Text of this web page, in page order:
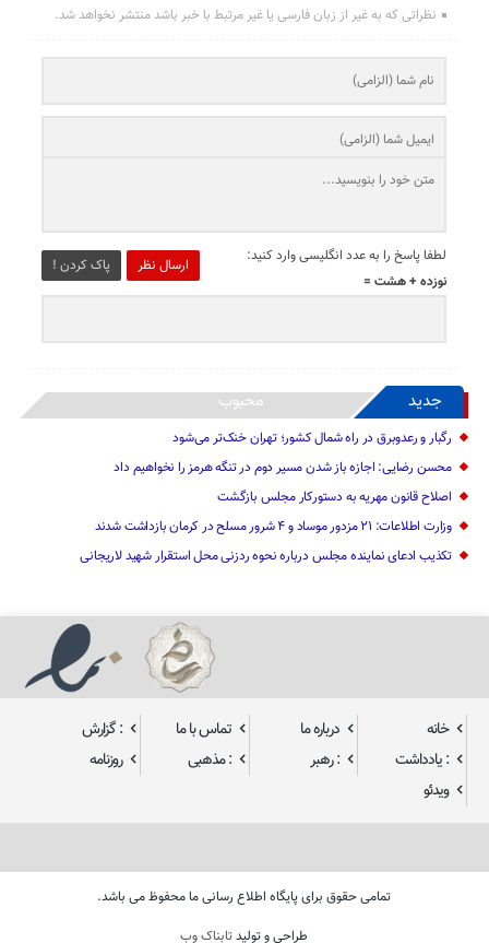
نظراتی که به غیر از زبان فارسی یا غیر مرتبط با خبر باشد منتشر نخواهد شد.
ارسال نظر پاک کردن !
لطفا پاسخ را به عدد انگلیسی وارد کنید:
نوزده + هشت =
جدید محبوب
رگبار و رعدوبرق در راه شمال کشور؛ تهران خنک‌تر می‌شود
محسن رضایی: اجازه باز شدن مسیر دوم در تنگه هرمز را نخواهیم داد
اصلاح قانون مهریه به دستورکار مجلس بازگشت
وزارت اطلاعات: ۲۱ مزدور موساد و ۴ شرور مسلح در کرمان بازداشت شدند
تکذیب ادعای نماینده مجلس درباره نحوه ردزنی محل استقرار شهید لاریجانی
خانه درباره ما تماس با ما
: گزارش
: یادداشت
: رهبر : مذهبی
روزنامه
ویدئو
تمامی حقوق برای پایگاه اطلاع رسانی ما محفوظ می باشد.
طراحی و تولیدتابناک وب